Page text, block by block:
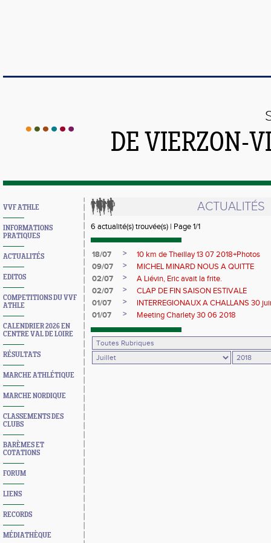
DE VIERZON-
VVF ATHLE
INFORMATIONS
PRATIQUES
ACTUALITÉS
EDITOS
COMPETITIONS DU VVF
ATHLE
CALENDRIER 2026 EN
CENTRE VAL DE LOIRE
RÉSULTATS
MARCHE ATHLÉTIQUE
MARCHE NORDIQUE
CLASSEMENTS DES
CLUBS
BARÈMES ET
COTATIONS
FORUM
LIENS
RECORDS
MÉDIATHÈQUE
ACTUALITÉS
6 actualité(s) trouvée(s) | Page 1/1
18/07 >
10 km de Theillay 13 07 2018+Photos
09/07
>
MICHEL MINARD NOUS A QUITTE
02/07
>
A Liévin, Eric avait la frite.
02/07
>
CLAP DE FIN SAISON ESTIVALE
01/07
>
INTERREGIONAUX A CHALLANS 30
01/07
> Meeting Charlety 30 06 2018